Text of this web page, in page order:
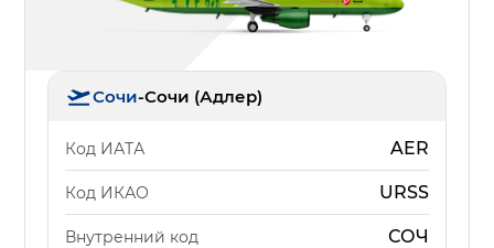
Сочи-Сочи (Адлер)
Код ИАТА AER
Код ИКАО URSS
Внутренний код СОЧ